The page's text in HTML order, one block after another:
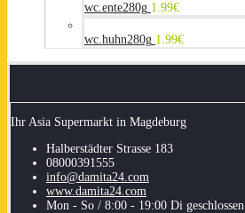
wc.ente280g 1.99€
wc.huhn280g 1.99€
Ihr Asia Supermarkt in Magdeburg
Halberstädter Strasse 183
08000391555
info@damita24.com
www.damita24.com
Mon - So / 8:00 - 19:00 Di geschlossen